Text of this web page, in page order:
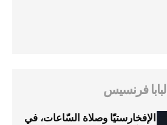
البابا فرنسيس
الإفخارستيّا وصلاة السّاعات، في